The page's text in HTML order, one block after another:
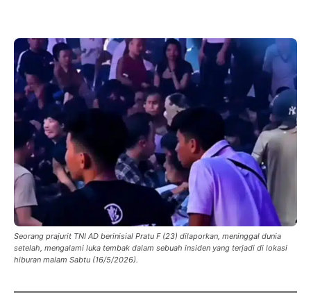
Seorang prajurit TNI AD berinisial Pratu F (23) dilaporkan, meninggal dunia
setelah, mengalami luka tembak dalam sebuah insiden yang terjadi di lokasi
hiburan malam Sabtu (16/5/2026).